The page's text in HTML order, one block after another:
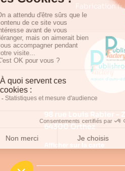
Fabrication
98 rue Louis Rabier -
64300 Orthez